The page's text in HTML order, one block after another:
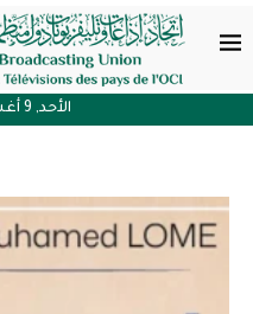
الأحد, 9 أغسطس , 2026